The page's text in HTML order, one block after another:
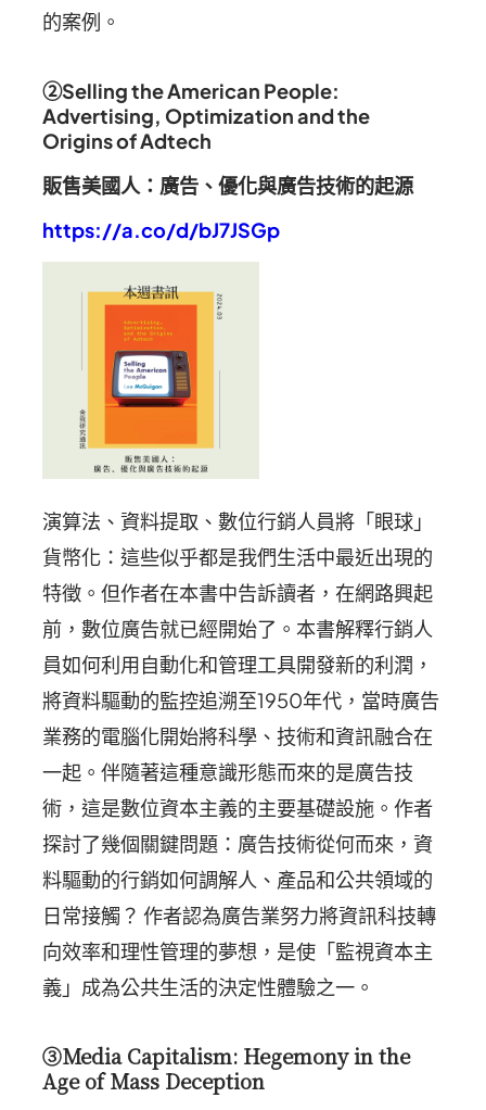
的案例。
②Selling the American People:
Advertising, Optimization and the
Origins of Adtech
販售美國人：廣告、優化與廣告技術的起源
https://a.co/d/bJ7JSGp
演算法、資料提取、數位行銷人員將「眼球」
貨幣化：這些似乎都是我們生活中最近出現的
特徵。但作者在本書中告訴讀者，在網路興起
前，數位廣告就已經開始了。本書解釋行銷人
員如何利用自動化和管理工具開發新的利潤，
將資料驅動的監控追溯至1950年代，當時廣告
業務的電腦化開始將科學、技術和資訊融合在
一起。伴隨著這種意識形態而來的是廣告技
術，這是數位資本主義的主要基礎設施。作者
探討了幾個關鍵問題：廣告技術從何而來，資
料驅動的行銷如何調解人、產品和公共領域的
日常接觸？ 作者認為廣告業努力將資訊科技轉
向效率和理性管理的夢想，是使「監視資本主
義」成為公共生活的決定性體驗之一。
③Media Capitalism: Hegemony in the
Age of Mass Deception